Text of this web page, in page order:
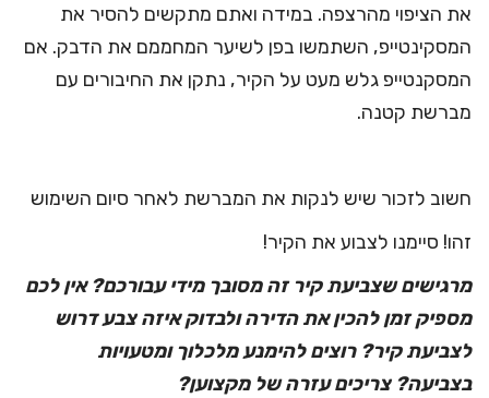
את הציפוי מהרצפה. במידה ואתם מתקשים להסיר את
המסקינטייפ, השתמשו בפן לשיער המחממם את הדבק. אם
המסקנטייפ גלש מעט על הקיר, נתקן את החיבורים עם
מברשת קטנה.
חשוב לזכור שיש לנקות את המברשת לאחר סיום השימוש
זהו! סיימנו לצבוע את הקיר!
מרגישים שצביעת קיר זה מסובך מידי עבורכם? אין לכם
מספיק זמן להכין את הדירה ולבדוק איזה צבע דרוש
לצביעת קיר? רוצים להימנע מלכלוך ומטעויות
בצביעה? צריכים עזרה של מקצוען?